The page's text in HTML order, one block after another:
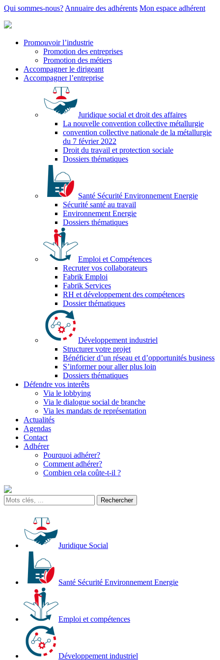
Qui sommes-nous? Annuaire des adhérents Mon espace adhérent
Promouvoir l’industrie
Promotion des entreprises
Promotion des métiers
Accompagner le dirigeant
Accompagner l’entreprise
Juridique social et droit des affaires
La nouvelle convention collective métallurgie
convention collective nationale de la métallurgie
du 7 février 2022
Droit du travail et protection sociale
Dossiers thématiques
Santé Sécurité Environnement Energie
Sécurité santé au travail
Environnement Energie
Dossiers thématiques
Emploi et Compétences
Recruter vos collaborateurs
Fabrik Emploi
Fabrik Services
RH et développement des compétences
Dossier thématiques
Développement industriel
Structurer votre projet
Bénéficier d’un réseau et d’opportunités business
S’informer pour aller plus loin
Dossiers thématiques
Défendre vos interêts
Via le lobbying
Via le dialogue social de branche
Via les mandats de représentation
Actualités
Agendas
Contact
Adhérer
Pourquoi adhérer?
Comment adhérer?
Combien cela coûte-t-il ?
Juridique Social
Santé Sécurité Environnement Energie
Emploi et compétences
Développement industriel